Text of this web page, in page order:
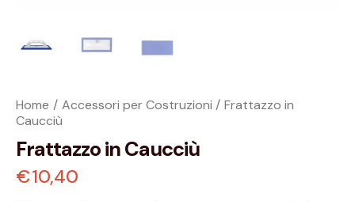
Home Accessori per Costruzioni
Frattazzo in
Caucciù
Frattazzo in Caucciù
€10,40